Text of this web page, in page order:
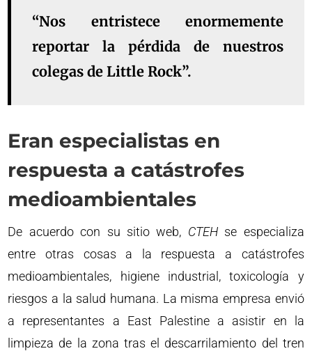
“Nos entristece enormemente
reportar la pérdida de nuestros
colegas de Little Rock”.
Eran especialistas en
respuesta a catástrofes
medioambientales
De acuerdo con su sitio web, CTEHse especializa
entre otras cosas a la respuesta a catástrofes
medioambientales, higiene industrial, toxicología y
riesgos a la salud humana. La misma empresa envió
a representantes a East Palestine a asistir en la
limpieza de la zona tras el descarrilamiento del tren